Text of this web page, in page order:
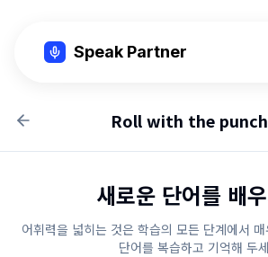
Speak Partner
Roll with the
새로운 단어를 배
어휘력을 넓히는 것은 학습의 모든 단계에서
단어를 복습하고 기억해 두